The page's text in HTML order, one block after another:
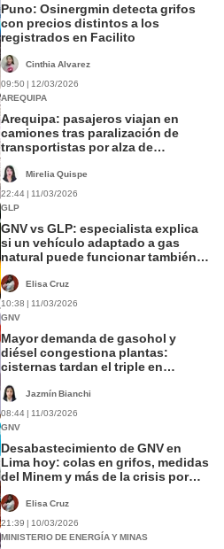
Puno: Osinergmin detecta grifos
con precios distintos a los
registrados en Facilito
Cinthia Alvarez
09:50 | 12/03/2026
AREQUIPA
Arequipa: pasajeros viajan en
camiones tras paralización de
transportistas por alza de
Mirelia Quispe
22:44 | 11/03/2026
GLP
GNV vs GLP: especialista explica
si un vehículo adaptado a gas
natural puede funcionar también
Elisa Cruz
10:38 | 11/03/2026
GNV
Mayor demanda de gasohol y
diésel congestiona plantas:
cisternas tardan el triple en
Jazmín Bianchi
08:44 | 11/03/2026
GNV
Desabastecimiento de GNV en
Lima hoy: colas en grifos, medidas
del Minem y más de la crisis por
Elisa Cruz
21:39 | 10/03/2026
MINISTERIO DE ENERGÍA Y MINAS